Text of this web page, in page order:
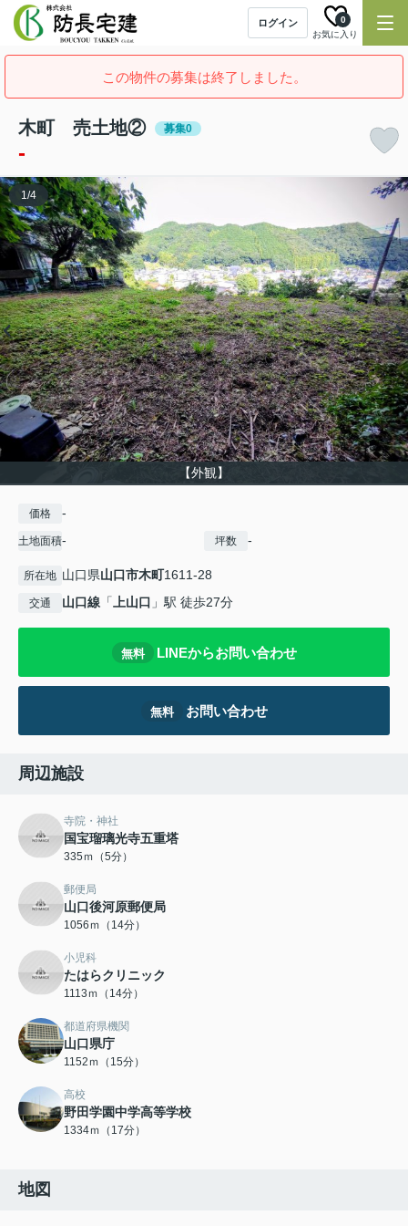
ログイン
お気に入り
0
この物件の募集は終了しました。
木町 売土地② 募集0
-
【外観】
1/4
価格 -
土地面積- 坪数 -
所在地 山口県山口市木町1611-28
交通 山口線 「上山口 」駅 徒歩27分
無料 LINEからお問い合わせ
無料 お問い合わせ
周辺施設
寺院・神社
国宝瑠璃光寺五重塔
335ｍ（5分）
郵便局
山口後河原郵便局
1056ｍ（14分）
小児科
たはらクリニック
1113ｍ（14分）
都道府県機関
山口県庁
1152ｍ（15分）
高校
野田学園中学高等学校
1334ｍ（17分）
地図